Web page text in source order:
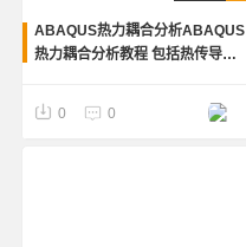
ABAQUS热力耦合分析ABAQUS
热力耦合分析教程 包括热传导、
多年经验的总结，适合做热力耦合
的朋友和ansa爱好者
0 0